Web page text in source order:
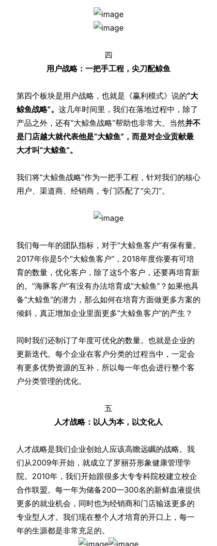
四
用户战略：一把手工程，尖刀配鲸鱼
第四个板块是用户战略，也就是《赢利模式》说的“大
鲸鱼战略”。 这几年时间里，我们在落地过程中，除了
产品之外，还有“大鲸鱼战略”帮助也非常大。当然并不
是门店越大就代表他是“大鲸鱼”，而是对企业贡献最
大才叫“大鲸鱼”。
我们将“大鲸鱼战略”作为一把手工程，针对我们的核心
用户、渠道商、经销商，专门匹配了“尖刀”。
我们每一年的团队指标，对于“大鲸鱼客户”有保有量。
2017年你是5个“大鲸鱼客户”，2018年度你要有可培
育的数量，优化客户，除了这5个客户，还要再培育新
的。“海豚客户”有没有办法培育成“大鲸鱼”？如果他具
备“大鲸鱼”的潜力，那么如何在培育方面做更多方案的
倾斜，真正增加企业里面更多“大鲸鱼客户”的产生？
同时我们还制订了年度可优化的数量。也就是企业的
更新迭代。每个企业在客户分类的过程当中，一定会
有更多优势资源的互补，所以每一年也会进行整个客
户分类管理的优化。
五
人才战略：以人为本，以文化人
人才战略是我们企业创始人应该高瞻远瞩的战略。我
们从2009年开始，就成立了罗丽芬形象健康管理学
院。2010年，我们开始跟很多大专专科院校建立校企
合作联盟。每一年为储备200—300名的新鲜血液提供
更多的就业机会，同时也为经销商和门店输送更多的
专业型人才。我们现在整个人才培育的开口上，每一
年的生源都是非常充足的。